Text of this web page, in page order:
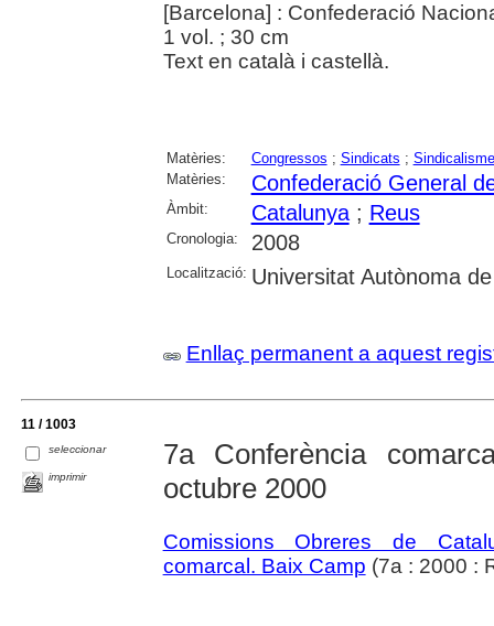
[Barcelona] : Confederació
1 vol. ; 30 cm
Text en català i castellà.
Matèries: Congressos ; Sindicats ; Sindicalisme
Matèries:
Confederació General
Àmbit: Catalunya; Reus
Cronologia: 2008
Localització: Universitat Autònoma
Enllaç permanent a aquest
11 / 1003
seleccionar
imprimir
7a Conferència
octubre 2000
Comissions Obreres de
comarcal. Baix Camp (7a : 2000 :